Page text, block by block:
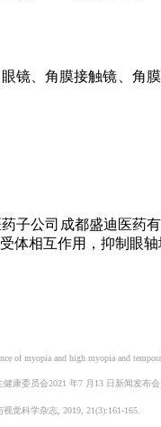
、角膜接触镜、
公司成都盛迪医药有
受体相互作用，抑
of myopia and high myopia and
委员会2021 年7 月13 日新闻发布会
觉科学杂志, 2019, 21(3):161-165.